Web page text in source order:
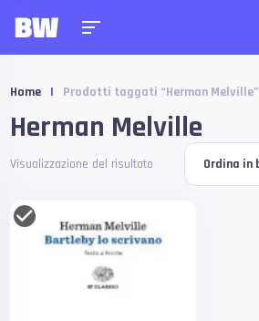
Home | Prodotti taggati “Herman Melville”
Herman Melville
Visualizzazione del risultato